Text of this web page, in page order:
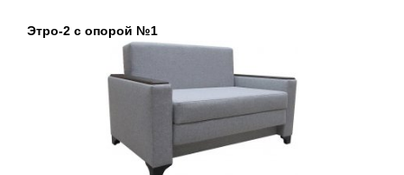
Этро-2 с опорой №1